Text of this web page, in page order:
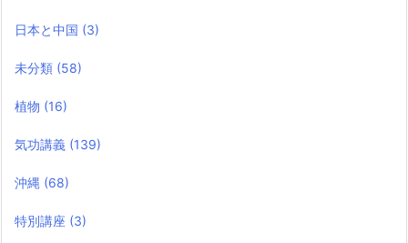
日本と中国 (3)
未分類 (58)
植物 (16)
気功講義 (139)
沖縄 (68)
特別講座 (3)